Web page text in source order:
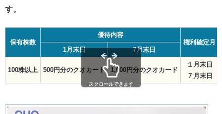
す。
保有株数
優待内容
権利確定月
1月末日
7月末日
100株以上 500円分のクオカード 1,000円分のクオカード
１月末日
７月末日
スクロールできます